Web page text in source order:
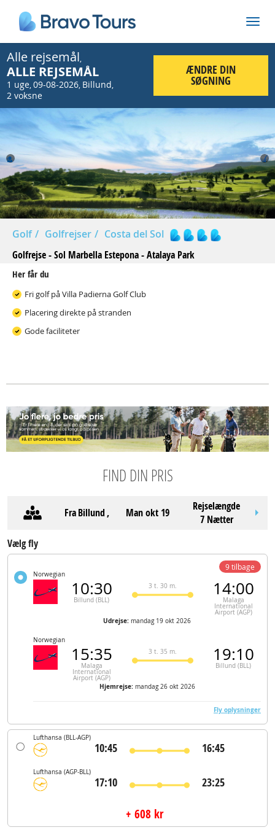
Alle rejsemål,
ALLE REJSEMÅL
1 uge,09-08-2026, Billund,
2 voksne
ÆNDRE DIN
SØGNING
Prev
Golf Golfrejser
Costa del Sol
Golfrejse - Sol Marbella Estepona - Atalaya Park
Her får du
Fri golf på Villa Padierna Golf Club
Placering direkte på stranden
Gode faciliteter
FIND DIN PRIS
FraBillund, man okt 19
Rejselængde
7 Nætter
Vælg fly
Norwegian
10:30
Billund (BLL)
3 t. 30 m. 14:00
Malaga
International
Airport (AGP)
Udrejse: mandag 19 okt 2026
Norwegian
15:35
Malaga
International
Airport (AGP)
3 t. 35 m. 19:10
Billund (BLL)
Hjemrejse: mandag 26 okt 2026
9 tilbage
Fly oplysninger
Lufthansa (BLL-AGP)
10:45 16:45
Lufthansa (AGP-BLL)
17:10 23:25
+ 608 kr